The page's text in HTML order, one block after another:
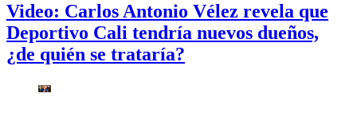
Video: Carlos Antonio Vélez revela que
Deportivo Cali tendría nuevos dueños,
¿de quién se trataría?